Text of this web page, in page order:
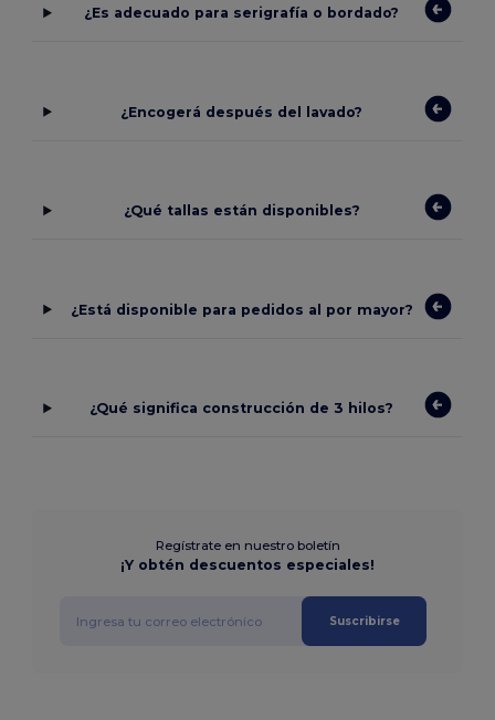
¿Es adecuado para serigrafía o bordado?
¿Encogerá después del lavado?
¿Qué tallas están disponibles?
¿Está disponible para pedidos al por mayor?
¿Qué significa construcción de 3 hilos?
Regístrate en nuestro boletín
¡Y obtén descuentos especiales!
Suscribirse